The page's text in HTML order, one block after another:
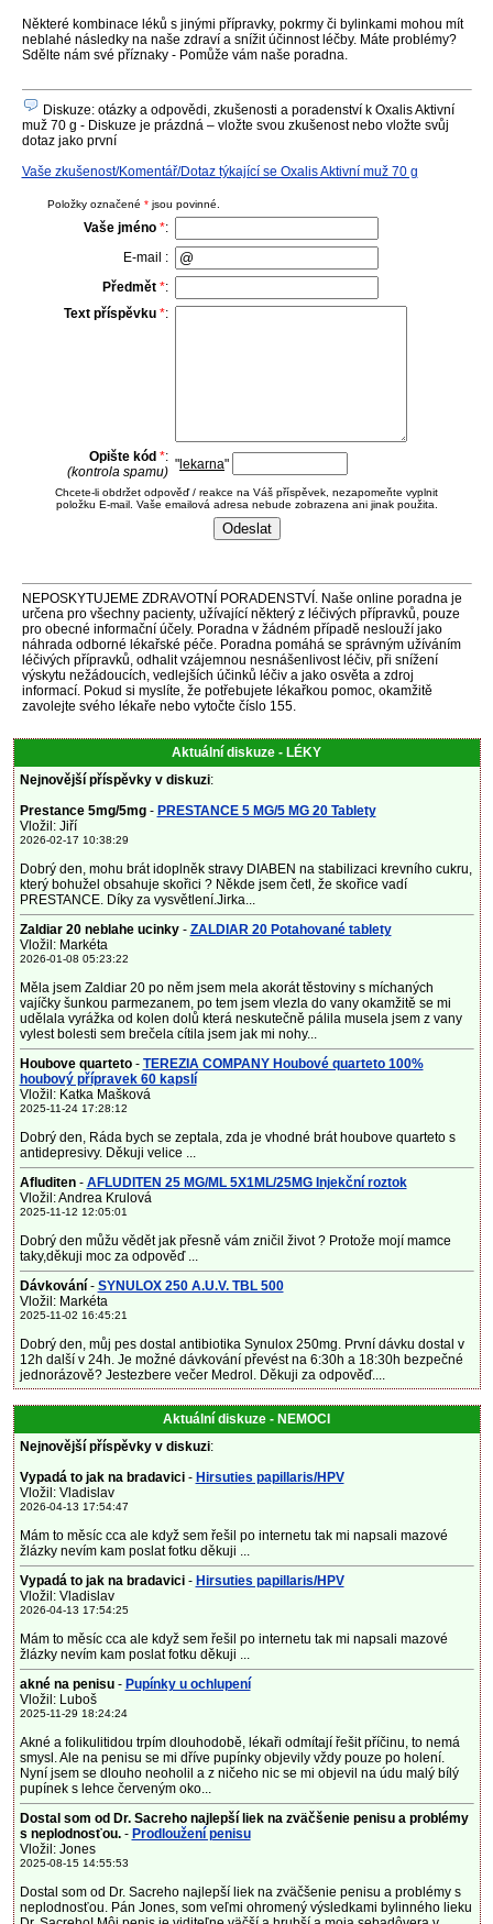
Některé kombinace léků s jinými přípravky, pokrmy či bylinkami mohou mít
neblahé následky na naše zdraví a snížit účinnost léčby. Máte problémy?
Sdělte nám své příznaky - Pomůže vám naše poradna.
Diskuze: otázky a odpovědi, zkušenosti a poradenství k Oxalis Aktivní
muž 70 g - Diskuze je prázdná – vložte svou zkušenost nebo vložte svůj
dotaz jako první
Vaše zkušenost/Komentář/Dotaz týkající se Oxalis Aktivní muž 70 g
Položky označené * jsou povinné.
Vaše jméno *:
E-mail :
Předmět *:
Text příspěvku *:
Opište kód *:
(kontrola spamu) " lekarna"
Chcete-li obdržet odpověď / reakce na Váš příspěvek, nezapomeňte vyplnit
položku E-mail. Vaše emailová adresa nebude zobrazena ani jinak použita.
NEPOSKYTUJEME ZDRAVOTNÍ PORADENSTVÍ. Naše online poradna je
určena pro všechny pacienty, užívající některý z léčivých přípravků, pouze
pro obecné informační účely. Poradna v žádném případě neslouží jako
náhrada odborné lékařské péče. Poradna pomáhá se správným užíváním
léčivých přípravků, odhalit vzájemnou nesnášenlivost léčiv, při snížení
výskytu nežádoucích, vedlejších účinků léčiv a jako osvěta a zdroj
informací. Pokud si myslíte, že potřebujete lékařkou pomoc, okamžitě
zavolejte svého lékaře nebo vytočte číslo 155.
Aktuální diskuze - LÉKY
Nejnovější příspěvky v diskuzi:
Prestance 5mg/5mg- PRESTANCE 5 MG/5 MG 20 Tablety
Vložil: Jiří
2026-02-17 10:38:29
Dobrý den, mohu brát idoplněk stravy DIABEN na stabilizaci krevního cukru,
který bohužel obsahuje skořici ? Někde jsem četl, že skořice vadí
PRESTANCE. Díky za vysvětlení.Jirka...
Zaldiar 20 neblahe ucinky- ZALDIAR 20 Potahované tablety
Vložil: Markéta
2026-01-08 05:23:22
Měla jsem Zaldiar 20 po něm jsem mela akorát těstoviny s míchaných
vajíčky šunkou parmezanem, po tem jsem vlezla do vany okamžitě se mi
udělala vyrážka od kolen dolů která neskutečně pálila musela jsem z vany
vylest bolesti sem brečela cítila jsem jak mi nohy...
Houbove quarteto- TEREZIA COMPANY Houbové quarteto 100%
houbový přípravek 60 kapslí
Vložil: Katka Mašková
2025-11-24 17:28:12
Dobrý den, Ráda bych se zeptala, zda je vhodné brát houbove quarteto s
antidepresivy. Děkuji velice ...
Afluditen- AFLUDITEN 25 MG/ML 5X1ML/25MG Injekční roztok
Vložil: Andrea Krulová
2025-11-12 12:05:01
Dobrý den můžu vědět jak přesně vám zničil život ? Protože mojí mamce
taky,děkuji moc za odpověď ...
Dávkování - SYNULOX 250 A.U.V. TBL 500
Vložil: Markéta
2025-11-02 16:45:21
Dobrý den, můj pes dostal antibiotika Synulox 250mg. První dávku dostal v
12h další v 24h. Je možné dávkování převést na 6:30h a 18:30h bezpečné
jednorázově? Jestezbere večer Medrol. Děkuji za odpověď....
Aktuální diskuze - NEMOCI
Nejnovější příspěvky v diskuzi:
Vypadá to jak na bradavici - Hirsuties papillaris/HPV
Vložil: Vladislav
2026-04-13 17:54:47
Mám to měsíc cca ale když sem řešil po internetu tak mi napsali mazové
žlázky nevím kam poslat fotku děkuji ...
Vypadá to jak na bradavici - Hirsuties papillaris/HPV
Vložil: Vladislav
2026-04-13 17:54:25
Mám to měsíc cca ale když sem řešil po internetu tak mi napsali mazové
žlázky nevím kam poslat fotku děkuji ...
akné na penisu- Pupínky u ochlupení
Vložil: Luboš
2025-11-29 18:24:24
Akné a folikulitidou trpím dlouhodobě, lékaři odmítají řešit příčinu, to nemá
smysl. Ale na penisu se mi dříve pupínky objevily vždy pouze po holení.
Nyní jsem se dlouho neoholil a z ničeho nic se mi objevil na údu malý bílý
pupínek s lehce červeným oko...
Dostal som od Dr. Sacreho najlepší liek na zväčšenie penisu a problémy
s neplodnosťou.- Prodloužení penisu
Vložil: Jones
2025-08-15 14:55:53
Dostal som od Dr. Sacreho najlepší liek na zväčšenie penisu a problémy s
neplodnosťou. Pán Jones, som veľmi ohromený výsledkami bylinného lieku